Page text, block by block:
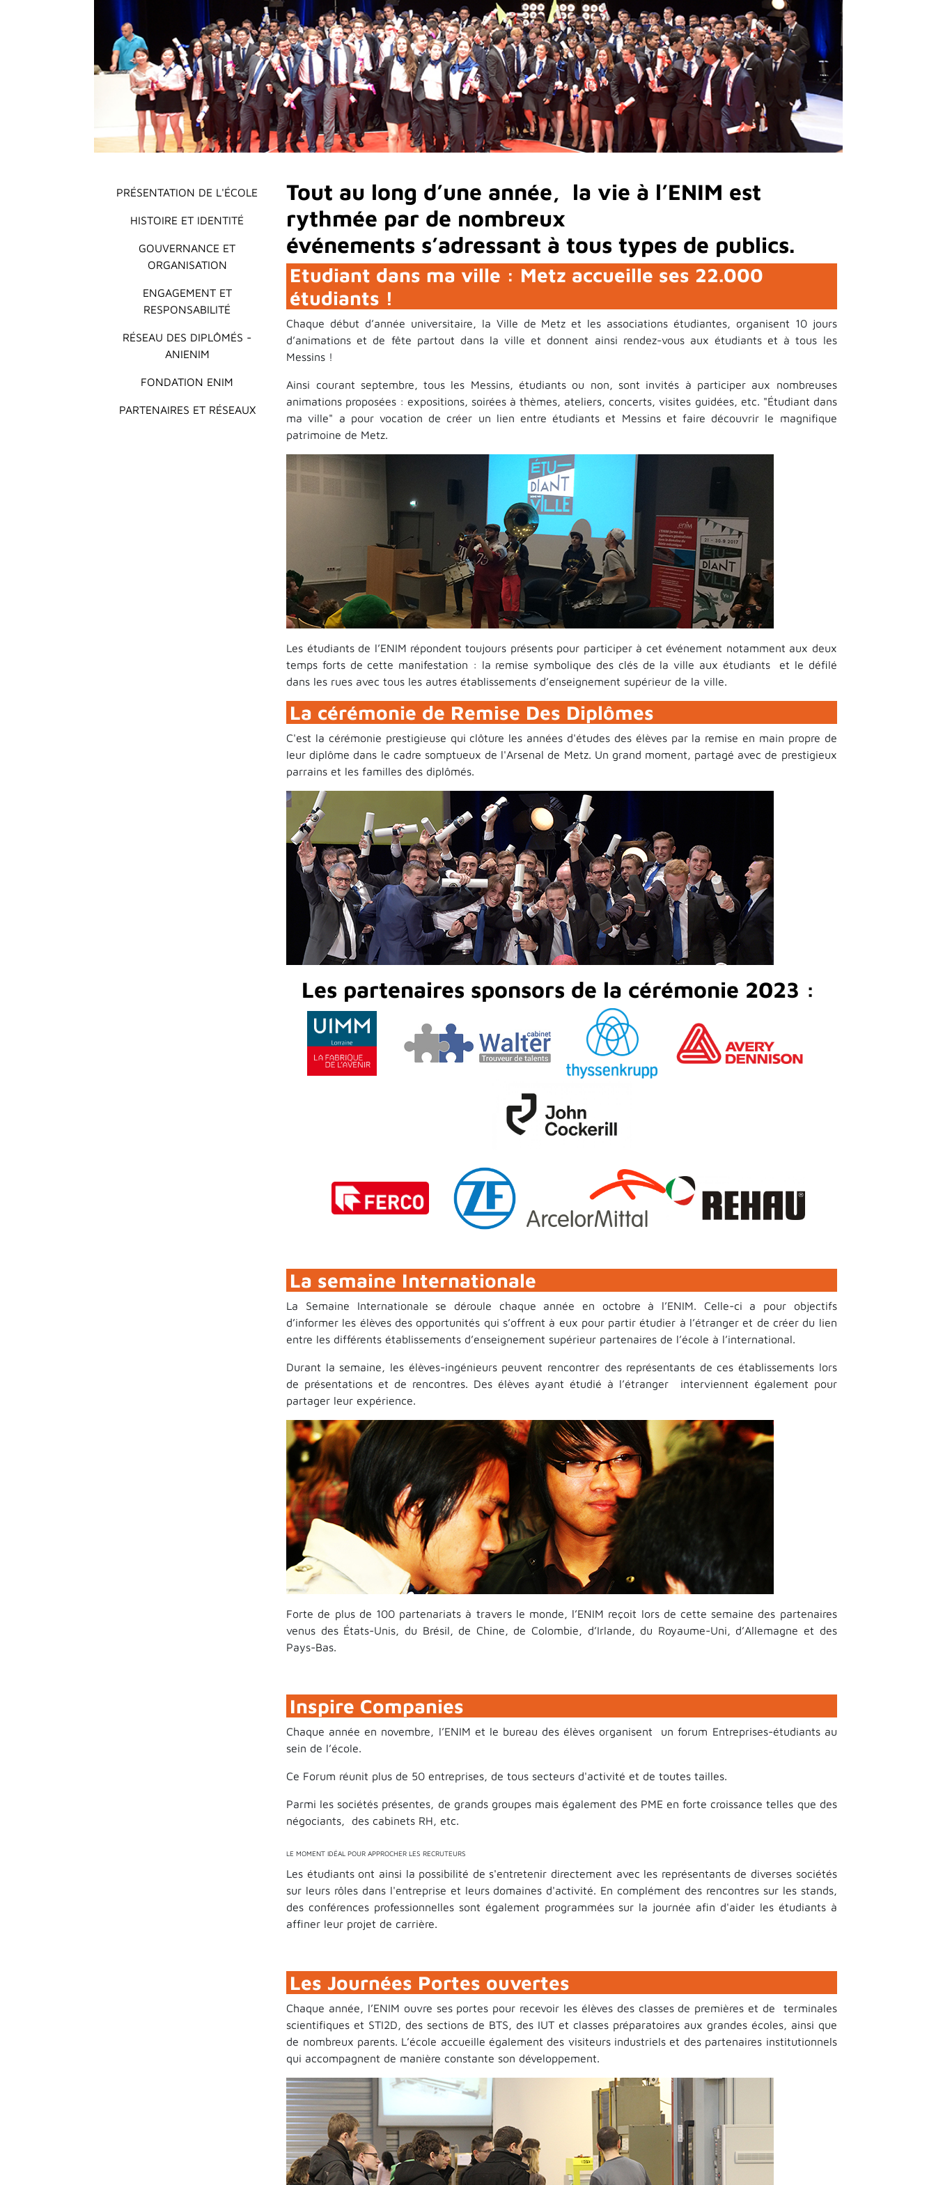
Main menu
PRÉSENTATION DE L'ÉCOLE
HISTOIRE ET IDENTITÉ
GOUVERNANCE ET
ORGANISATION
ENGAGEMENT ET
RESPONSABILITÉ
RÉSEAU DES DIPLÔMÉS -
ANIENIM
FONDATION ENIM
PARTENAIRES ET RÉSEAUX
Tout au long d’une année, la vie à l’ENIM est
rythmée par de nombreux
événements s’adressant à tous types de publics.
Etudiant dans ma ville : Metz accueille ses 22.000
étudiants !
Chaque début d’année universitaire, la Ville de Metz et les associations étudiantes, organisent 10 jours
d’animations et de fête partout dans la ville et donnent ainsi rendez-vous aux étudiants et à tous les
Messins !
Ainsi courant septembre, tous les Messins, étudiants ou non, sont invités à participer aux nombreuses
animations proposées : expositions, soirées à thèmes, ateliers, concerts, visites guidées, etc. "Étudiant dans
ma ville" a pour vocation de créer un lien entre étudiants et Messins et faire découvrir le magnifique
patrimoine de Metz.
Les étudiants de l’ENIM répondent toujours présents pour participer à cet événement notamment aux deux
temps forts de cette manifestation : la remise symbolique des clés de la ville aux étudiants et le défilé
dans les rues avec tous les autres établissements d’enseignement supérieur de la ville.
La cérémonie de Remise Des Diplômes
C'est la cérémonie prestigieuse qui clôture les années d'études des élèves par la remise en main propre de
leur diplôme dans le cadre somptueux de l'Arsenal de Metz. Un grand moment, partagé avec de prestigieux
parrains et les familles des diplômés.
Les partenaires sponsors de la cérémonie 2023 :
La semaine Internationale
La Semaine Internationale se déroule chaque année en octobre à l’ENIM. Celle-ci a pour objectifs
d’informer les élèves des opportunités qui s’offrent à eux pour partir étudier à l’étranger et de créer du lien
entre les différents établissements d’enseignement supérieur partenaires de l’école à l’international.
Durant la semaine, les élèves-ingénieurs peuvent rencontrer des représentants de ces établissements lors
de présentations et de rencontres. Des élèves ayant étudié à l’étranger interviennent également pour
partager leur expérience.
Forte de plus de 100 partenariats à travers le monde, l’ENIM reçoit lors de cette semaine des partenaires
venus des États-Unis, du Brésil, de Chine, de Colombie, d’Irlande, du Royaume-Uni, d’Allemagne et des
Pays-Bas.
Inspire Companies
Chaque année en novembre, l’ENIM et le bureau des élèves organisent un forum Entreprises-étudiants au
sein de l’école.
Ce Forum réunit plus de 50 entreprises, de tous secteurs d'activité et de toutes tailles.
Parmi les sociétés présentes, de grands groupes mais également des PME en forte croissance telles que des
négociants, des cabinets RH, etc.
LE MOMENT IDÉAL POUR APPROCHER LES RECRUTEURS
Les étudiants ont ainsi la possibilité de s'entretenir directement avec les représentants de diverses sociétés
sur leurs rôles dans l'entreprise et leurs domaines d'activité. En complément des rencontres sur les stands,
des conférences professionnelles sont également programmées sur la journée afin d'aider les étudiants à
affiner leur projet de carrière.
Les Journées Portes ouvertes
Chaque année, l’ENIM ouvre ses portes pour recevoir les élèves des classes de premières et de terminales
scientifiques et STI2D, des sections de BTS, des IUT et classes préparatoires aux grandes écoles, ainsi que
de nombreux parents. L’école accueille également des visiteurs industriels et des partenaires institutionnels
qui accompagnent de manière constante son développement.